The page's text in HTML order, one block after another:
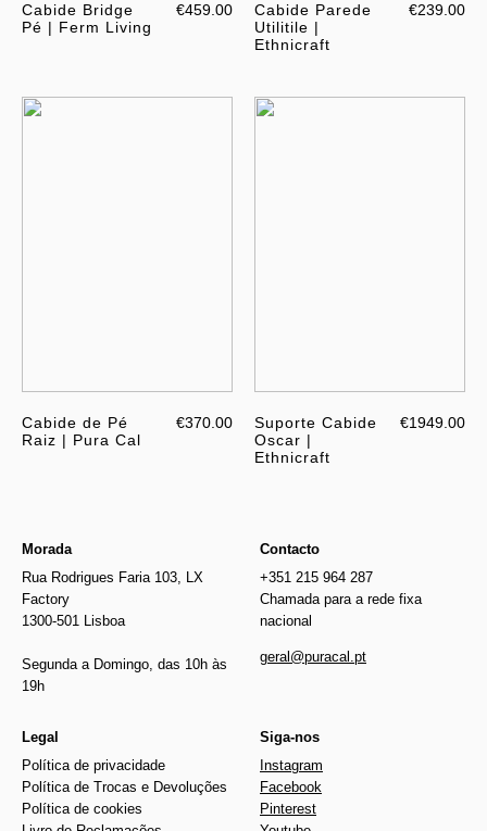
Cabide Bridge
Pé | Ferm Living
€459.00
Cabide Parede
Utilitile |
Ethnicraft
€239.00
Cabide de Pé
Raiz | Pura Cal
€370.00
Suporte Cabide
Oscar |
Ethnicraft
€1949.00
Morada
Rua Rodrigues Faria 103, LX
Factory
1300-501 Lisboa
Segunda a Domingo, das 10h às
19h
Contacto
+351 215 964 287
Chamada para a rede fixa
nacional
geral@puracal.pt
Legal
Política de privacidade
Política de Trocas e Devoluções
Política de cookies
Siga-nos
Instagram
Facebook
Pinterest